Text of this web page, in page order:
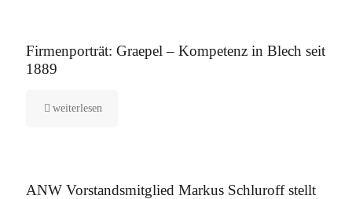
Firmenporträt: Graepel – Kompetenz in Blech seit
1889
weiterlesen
ANW Vorstandsmitglied Markus Schluroff stellt